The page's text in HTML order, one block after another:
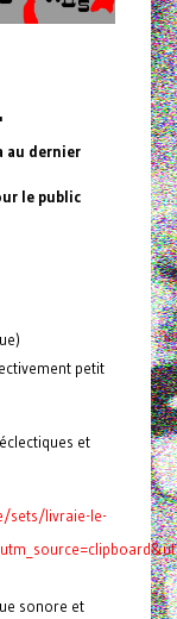
au dernier
le public
petit
et
sets/livraie-le-
sonore et